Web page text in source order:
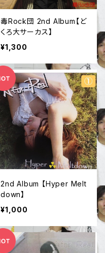
毒Rock団 2nd Album【ど
くろ大サーカス】
¥1,300
2nd Album 【Hyper Melt
down】
¥1,000